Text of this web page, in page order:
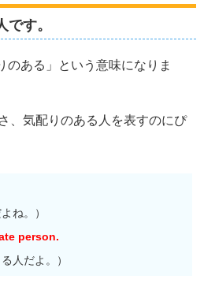
す。
のある」という意味になりま
、気配りのある人を表すのにぴ
ね。）
person.
人だよ。）